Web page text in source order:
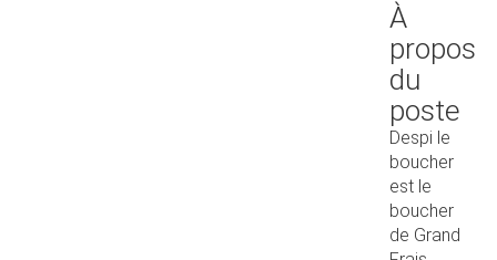
À
propos
du
poste
Despi le
boucher
est le
boucher
de Grand